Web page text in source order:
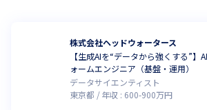
株式会社ヘッドウォータース
【生成AIを“データから強くする”】
ォームエンジニア（基盤・運用）
データサイエンティスト
東京都
年収 : 600-900万円